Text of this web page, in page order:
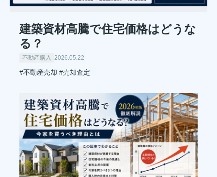
建築資材高騰で住宅価格はどうな
る？
不動産購入 2026.05.22
#不動産売却 #売却査定